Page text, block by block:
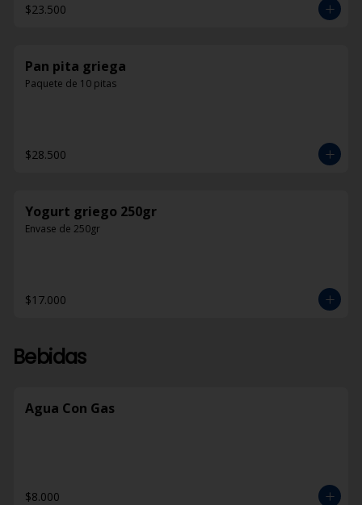
$23.500
Pan pita griega
Paquete de 10 pitas
$28.500
Yogurt griego 250gr
Envase de 250gr
$17.000
Bebidas
Agua Con Gas
$8.000